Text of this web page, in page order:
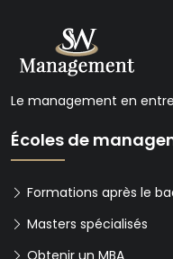
Le management en
Écoles de
Formations après le
Masters spécialisés
Obtenir un MBA